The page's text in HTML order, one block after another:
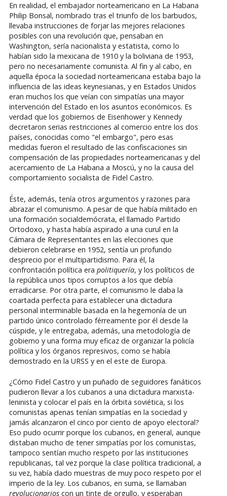
En realidad, el embajador norteamericano en La Habana
Philip Bonsal, nombrado tras el triunfo de los barbudos,
llevaba instrucciones de forjar las mejores relaciones
posibles con una revolución que, pensaban en
Washington, sería nacionalista y estatista, como lo
habían sido la mexicana de 1910 y la boliviana de 1953,
pero no necesariamente comunista. Al fin y al cabo, en
aquella época la sociedad norteamericana estaba bajo la
influencia de las ideas keynesianas, y en Estados Unidos
eran muchos los que veían con simpatías una mayor
intervención del Estado en los asuntos económicos. Es
verdad que los gobiernos de Eisenhower y Kennedy
decretaron serias restricciones al comercio entre los dos
países, conocidas como "el embargo", pero esas
medidas fueron el resultado de las confiscaciones sin
compensación de las propiedades norteamericanas y del
acercamiento de La Habana a Moscú, y no la causa del
comportamiento socialista de Fidel Castro.
Éste, además, tenía otros argumentos y razones para
abrazar el comunismo. A pesar de que había militado en
una formación socialdemócrata, el llamado Partido
Ortodoxo, y hasta había aspirado a una curul en la
Cámara de Representantes en las elecciones que
debieron celebrarse en 1952, sentía un profundo
desprecio por el multipartidismo. Para él, la
confrontación política era politiquería, y los políticos de
la república unos tipos corruptos a los que debía
erradicarse. Por otra parte, el comunismo le daba la
coartada perfecta para establecer una dictadura
personal interminable basada en la hegemonía de un
partido único controlado férreamente por él desde la
cúspide, y le entregaba, además, una metodología de
gobierno y una forma muy eficaz de organizar la policía
política y los órganos represivos, como se había
demostrado en la URSS y en el este de Europa.
¿Cómo Fidel Castro y un puñado de seguidores fanáticos
pudieron llevar a los cubanos a una dictadura marxista-
leninista y colocar el país en la órbita soviética, si los
comunistas apenas tenían simpatías en la sociedad y
jamás alcanzaron el cinco por ciento de apoyo electoral?
Eso pudo ocurrir porque los cubanos, en general, aunque
distaban mucho de tener simpatías por los comunistas,
tampoco sentían mucho respeto por las instituciones
republicanas, tal vez porque la clase política tradicional, a
su vez, había dado muestras de muy poco respeto por el
imperio de la ley. Los cubanos, en suma, se llamaban
revolucionarios con un tinte de orgullo, y esperaban